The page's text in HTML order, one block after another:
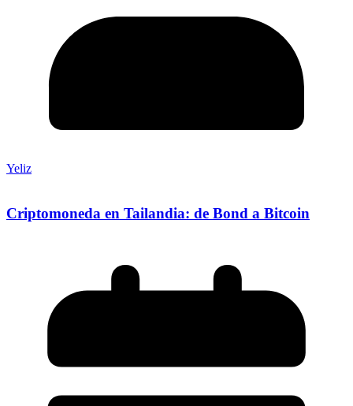
Yeliz
Criptomoneda en Tailandia: de Bond a Bitcoin